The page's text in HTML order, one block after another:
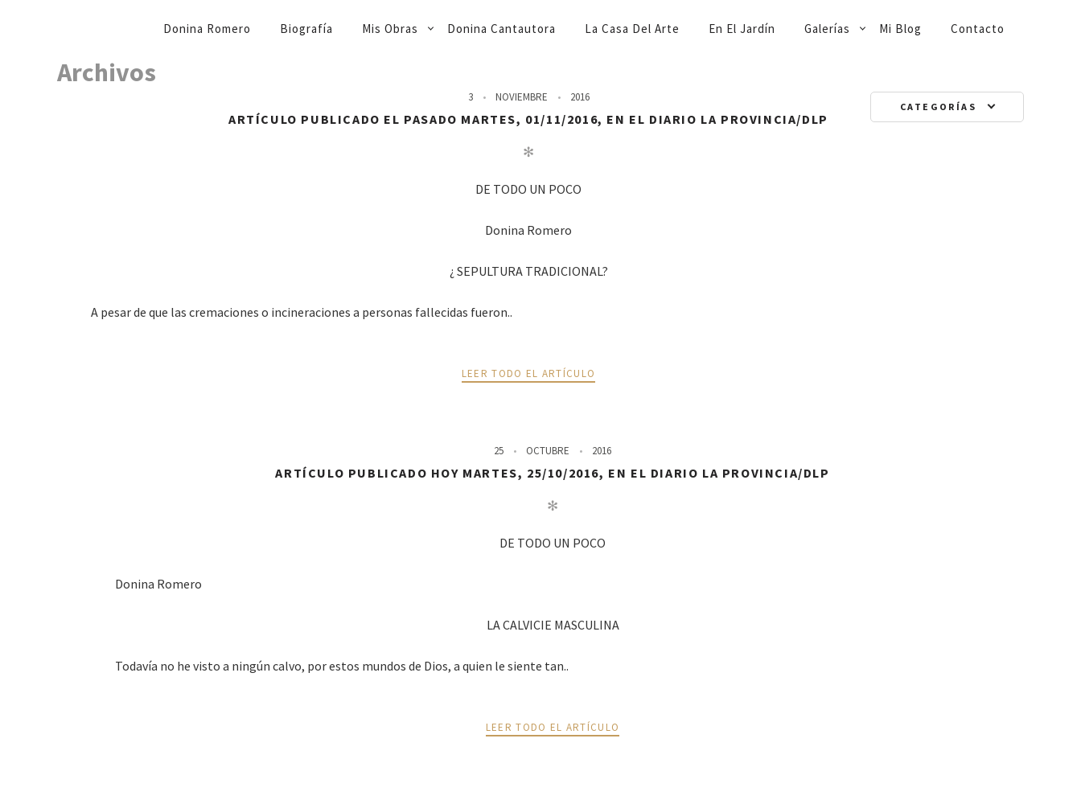
NAVEGACIÓN
Donina Romero Biografía Mis Obras Donina Cantautora La Casa Del Arte En El Jardín Galerías Mi Blog Contacto
Archivos
CATEGORÍAS
3 NOVIEMBRE 2016
ARTÍCULO PUBLICADO EL PASADO MARTES, 01/11/2016, EN EL DIARIO LA PROVINCIA/DLP
✻
DE TODO UN POCO
Donina Romero
¿ SEPULTURA TRADICIONAL?
A pesar de que las cremaciones o incineraciones a personas fallecidas fueron..
LEER TODO EL ARTÍCULO
25 OCTUBRE 2016
ARTÍCULO PUBLICADO HOY MARTES, 25/10/2016, EN EL DIARIO LA PROVINCIA/DLP
✻
DE TODO UN POCO
Donina Romero
LA CALVICIE MASCULINA
Todavía no he visto a ningún calvo, por estos mundos de Dios, a quien le siente tan..
LEER TODO EL ARTÍCULO